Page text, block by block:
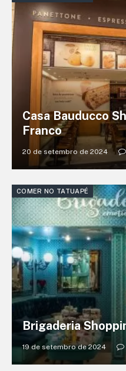
Casa Bauducco
Franco
20 de setembro de 2024
COMER NO TATUAPÉ
Brigaderia
19 de setembro de 2024